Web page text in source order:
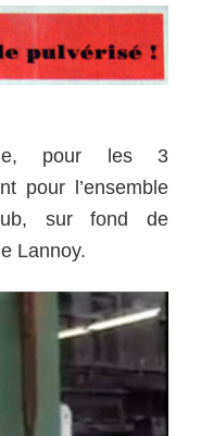
pour les 3
pour l’ensemble
sur fond de
Lannoy.